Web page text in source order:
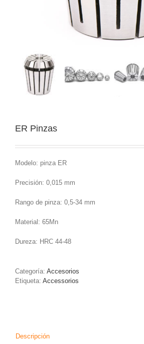
ER Pinzas
Modelo: pinza ER
Precisión: 0,015 mm
Rango de pinza: 0,5-34 mm
Material: 65Mn
Dureza: HRC 44-48
Categoría: Accesorios
Etiqueta: Accessorios
Descripción